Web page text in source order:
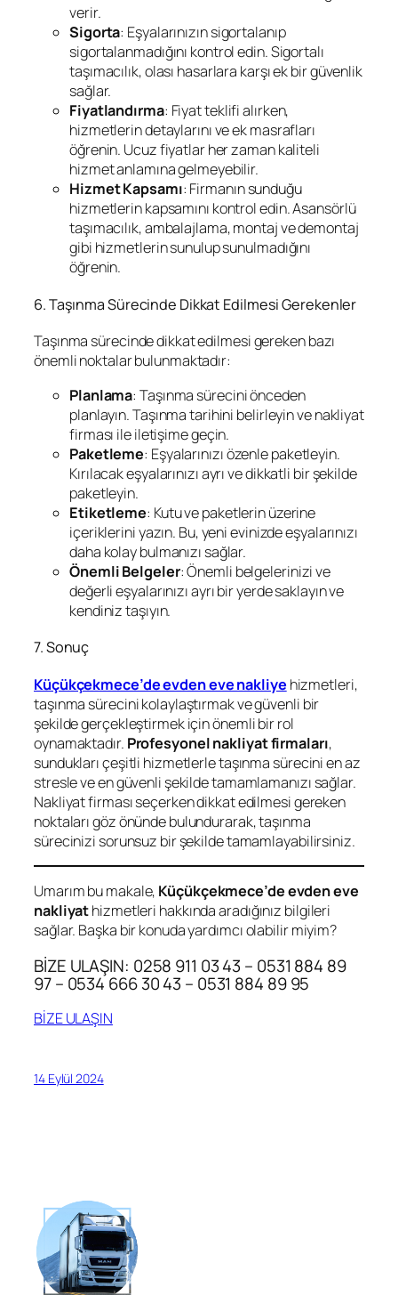
verir.
Sigorta: Eşyalarınızın sigortalanıp
sigortalanmadığını kontrol edin. Sigortalı
taşımacılık, olası hasarlara karşı ek bir güvenlik
sağlar.
Fiyatlandırma: Fiyat teklifi alırken,
hizmetlerin detaylarını ve ek masrafları
öğrenin. Ucuz fiyatlar her zaman kaliteli
hizmet anlamına gelmeyebilir.
Hizmet Kapsamı: Firmanın sunduğu
hizmetlerin kapsamını kontrol edin. Asansörlü
taşımacılık, ambalajlama, montaj ve demontaj
gibi hizmetlerin sunulup sunulmadığını
öğrenin.
6. Taşınma Sürecinde Dikkat Edilmesi Gerekenler
Taşınma sürecinde dikkat edilmesi gereken bazı
önemli noktalar bulunmaktadır:
Planlama: Taşınma sürecini önceden
planlayın. Taşınma tarihini belirleyin ve nakliyat
firması ile iletişime geçin.
Paketleme: Eşyalarınızı özenle paketleyin.
Kırılacak eşyalarınızı ayrı ve dikkatli bir şekilde
paketleyin.
Etiketleme: Kutu ve paketlerin üzerine
içeriklerini yazın. Bu, yeni evinizde eşyalarınızı
daha kolay bulmanızı sağlar.
Önemli Belgeler: Önemli belgelerinizi ve
değerli eşyalarınızı ayrı bir yerde saklayın ve
kendiniz taşıyın.
7. Sonuç
Küçükçekmece’de evden eve nakliye hizmetleri,
taşınma sürecini kolaylaştırmak ve güvenli bir
şekilde gerçekleştirmek için önemli bir rol
oynamaktadır. Profesyonel nakliyat firmaları,
sundukları çeşitli hizmetlerle taşınma sürecini en az
stresle ve en güvenli şekilde tamamlamanızı sağlar.
Nakliyat firması seçerken dikkat edilmesi gereken
noktaları göz önünde bulundurarak, taşınma
sürecinizi sorunsuz bir şekilde tamamlayabilirsiniz.
Umarım bu makale, Küçükçekmece’de evden eve
nakliyathizmetleri hakkında aradığınız bilgileri
sağlar. Başka bir konuda yardımcı olabilir miyim?
BİZE ULAŞIN: 0258 911 03 43 – 0531 884 89
97 – 0534 666 30 43 – 0531 884 89 95
BİZE ULAŞIN
14 Eylül 2024